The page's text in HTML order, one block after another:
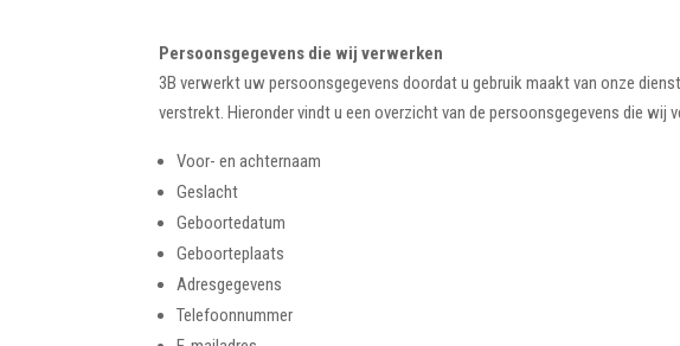
Persoonsgegevens die wij verwerken
3B verwerkt uw persoonsgegevens doordat u gebruik maakt van onze
verstrekt. Hieronder vindt u een overzicht van de persoonsgegevens die wij
Voor- en achternaam
Geslacht
Geboortedatum
Geboorteplaats
Adresgegevens
Telefoonnummer